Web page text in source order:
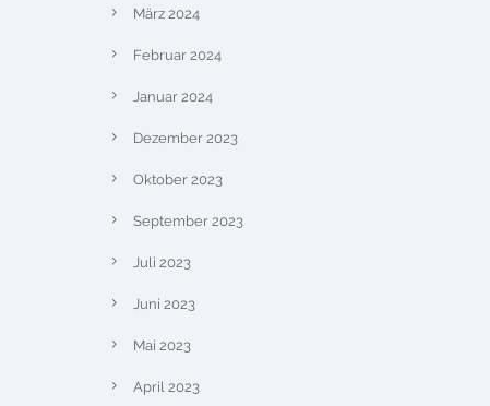
März 2024
Februar 2024
Januar 2024
Dezember 2023
Oktober 2023
September 2023
Juli 2023
Juni 2023
Mai 2023
April 2023